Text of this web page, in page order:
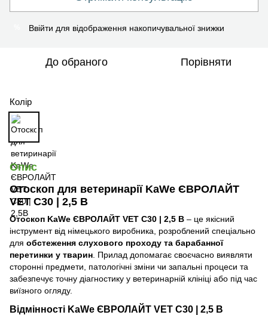
Ввійти для відображення накопичувальної знижки
До обраного Порівняти
Колір
Опис
Отоскоп для ветеринарії KaWe ЄВРОЛАЙТ
VET C30 | 2,5 В
Отоскоп KaWe ЄВРОЛАЙТ VET C30 | 2,5 В – це якісний
інструмент від німецького виробника, розроблений спеціально
для обстеження слухового проходу та барабанної
перетинки у тварин . Прилад допомагає своєчасно виявляти
сторонні предмети, патологічні зміни чи запальні процеси та
забезпечує точну діагностику у ветеринарній клініці або під час
виїзного огляду.
Відмінності KaWe ЄВРОЛАЙТ VET C30 | 2,5 В